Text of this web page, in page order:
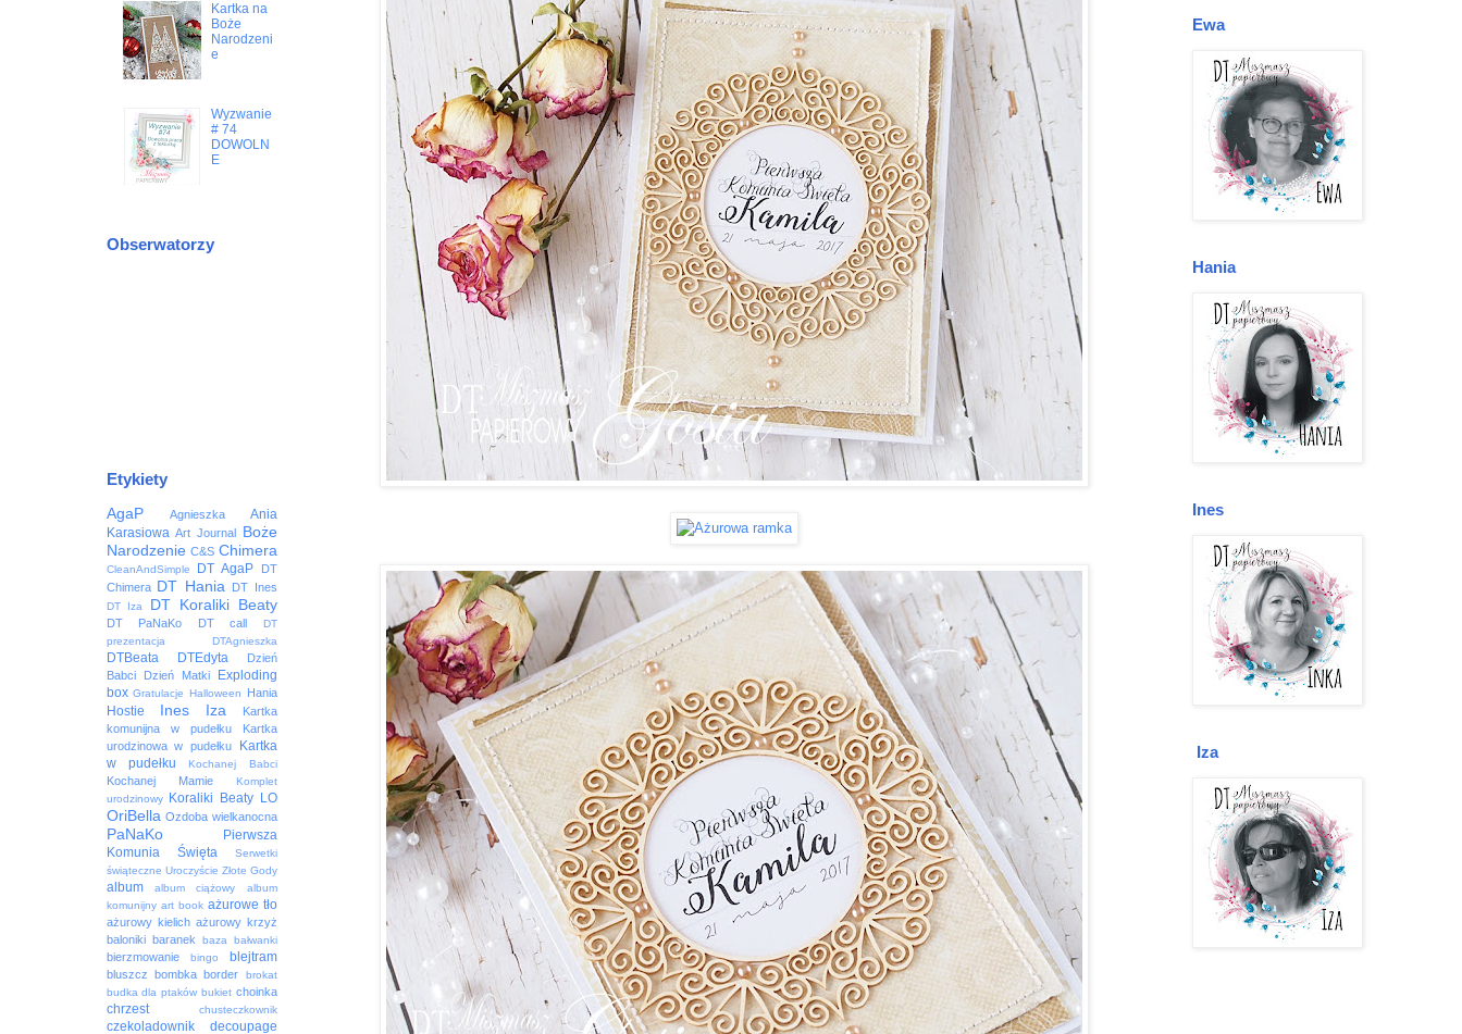
Kartka na
Boże
Narodzeni
e
Wyzwanie
# 74
DOWOLN
E
Obserwatorzy
Etykiety
AgaP Agnieszka
Ania
Karasiowa Art Journal
Boże
Narodzenie C&S Chimera
CleanAndSimple DT AgaP
DT
Chimera DT Hania DT Ines
DT Iza DT Koraliki Beaty
DT PaNaKo DT call
DT
prezentacja
DTAgnieszka
DTBeata DTEdyta
Dzień
Babci
Dzień Matki
Exploding
box Gratulacje Halloween Hania
Hostie Ines Iza
Kartka
komunijna w pudełku
Kartka
urodzinowa w pudełku
Kartka
w pudełku
Kochanej Babci
Kochanej Mamie
Komplet
urodzinowy
Koraliki Beaty LO
OriBella Ozdoba wielkanocna
PaNaKo
Pierwsza
Komunia Święta
Serwetki
świąteczne Uroczyście Złote Gody
album album ciążowy
album
komunijny art book ażurowe tło
ażurowy kielich ażurowy krzyż
baloniki
baranek baza bałwanki
bierzmowanie bingo blejtram
bluszcz bombka border
brokat
budka dla ptaków bukiet choinka
chrzest chusteczkownik
czekoladownik decoupage
Ewa
Hania
Ines
Iza